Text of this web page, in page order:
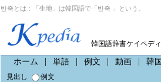
반죽とは：「生地」は韓国語で「반죽 」という。
韓国語辞書ケイペデ
ホーム 単語 例文 動画 韓
見出し
例文